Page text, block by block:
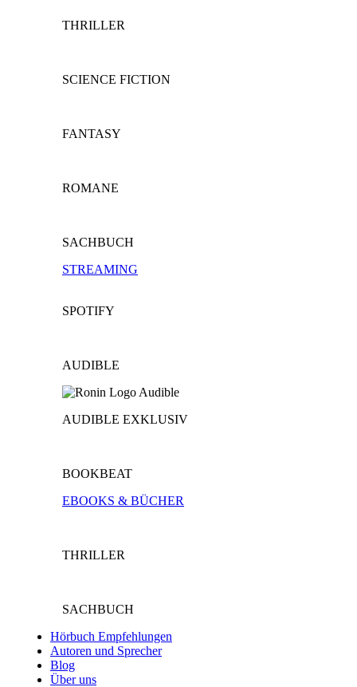
THRILLER
SCIENCE FICTION
FANTASY
ROMANE
SACHBUCH
STREAMING
SPOTIFY
AUDIBLE
AUDIBLE EXKLUSIV
BOOKBEAT
EBOOKS & BÜCHER
THRILLER
SACHBUCH
Hörbuch Empfehlungen
Autoren und Sprecher
Blog
Über uns